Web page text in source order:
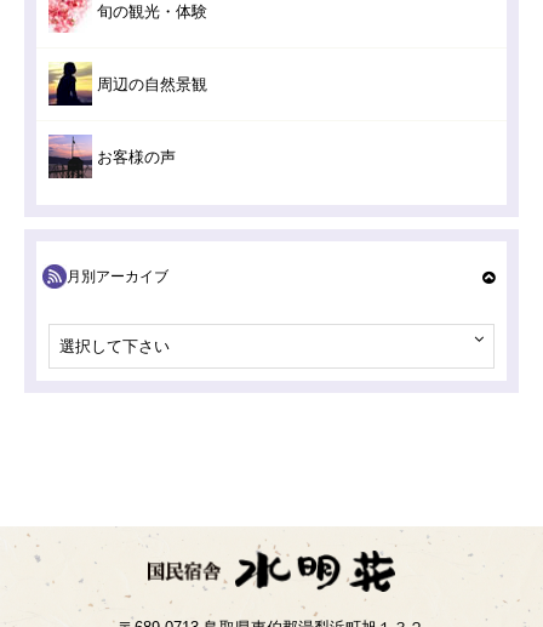
旬の観光・体験
周辺の自然景観
お客様の声
月別アーカイブ
選択して下さい